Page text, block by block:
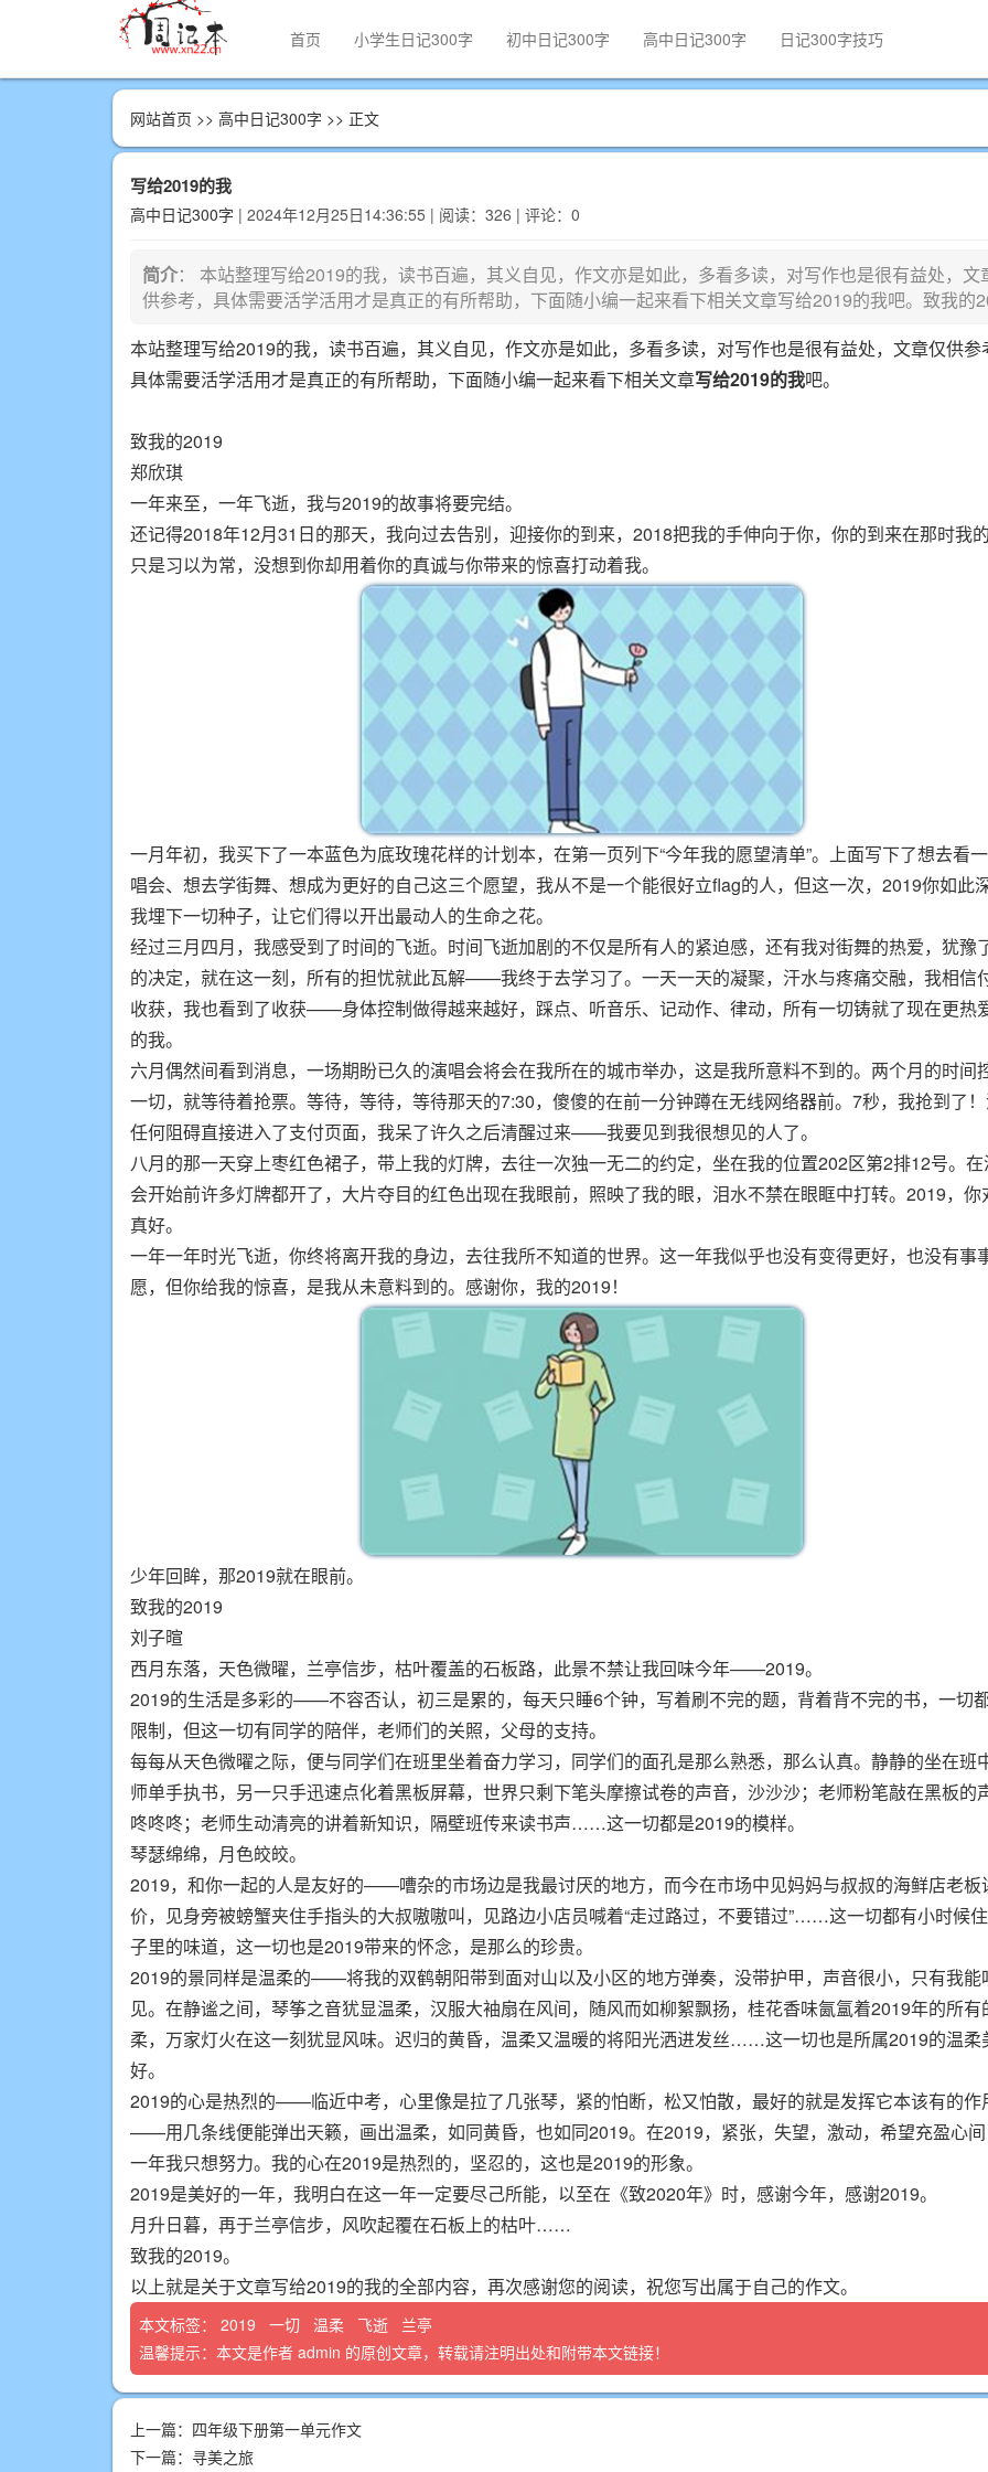
首页 小学生日记300字 初中日记300字 高中日记300字 日记300字技巧
网站首页 >> 高中日记300字 >> 正文
写给2019的我
高中日记300字 | 2024年12月25日14:36:55 | 阅读：326 | 评论：0
简介： 本站整理写给2019的我，读书百遍，其义自见，作文亦是如此，多看多读，对写作也是很有益处，文
供参考，具体需要活学活用才是真正的有所帮助，下面随小编一起来看下相关文章写给2019的我吧。致我的
本站整理写给2019的我，读书百遍，其义自见，作文亦是如此，多看多读，对写作也是很有益处，文章仅供参
具体需要活学活用才是真正的有所帮助，下面随小编一起来看下相关文章写给2019的我吧。
致我的2019
郑欣琪
一年来至，一年飞逝，我与2019的故事将要完结。
还记得2018年12月31日的那天，我向过去告别，迎接你的到来，2018把我的手伸向于你，你的到来在那时我
只是习以为常，没想到你却用着你的真诚与你带来的惊喜打动着我。
一月年初，我买下了一本蓝色为底玫瑰花样的计划本，在第一页列下“今年我的愿望清单”。上面写下了想去看
唱会、想去学街舞、想成为更好的自己这三个愿望，我从不是一个能很好立flag的人，但这一次，2019你如此
我埋下一切种子，让它们得以开出最动人的生命之花。
经过三月四月，我感受到了时间的飞逝。时间飞逝加剧的不仅是所有人的紧迫感，还有我对街舞的热爱，犹豫
的决定，就在这一刻，所有的担忧就此瓦解——我终于去学习了。一天一天的凝聚，汗水与疼痛交融，我相信
收获，我也看到了收获——身体控制做得越来越好，踩点、听音乐、记动作、律动，所有一切铸就了现在更热
的我。
六月偶然间看到消息，一场期盼已久的演唱会将会在我所在的城市举办，这是我所意料不到的。两个月的时间
一切，就等待着抢票。等待，等待，等待那天的7:30，傻傻的在前一分钟蹲在无线网络器前。7秒，我抢到了
任何阻碍直接进入了支付页面，我呆了许久之后清醒过来——我要见到我很想见的人了。
八月的那一天穿上枣红色裙子，带上我的灯牌，去往一次独一无二的约定，坐在我的位置202区第2排12号。在
会开始前许多灯牌都开了，大片夺目的红色出现在我眼前，照映了我的眼，泪水不禁在眼眶中打转。2019，你
真好。
一年一年时光飞逝，你终将离开我的身边，去往我所不知道的世界。这一年我似乎也没有变得更好，也没有事
愿，但你给我的惊喜，是我从未意料到的。感谢你，我的2019！
少年回眸，那2019就在眼前。
致我的2019
刘子暄
西月东落，天色微曜，兰亭信步，枯叶覆盖的石板路，此景不禁让我回味今年——2019。
2019的生活是多彩的——不容否认，初三是累的，每天只睡6个钟，写着刷不完的题，背着背不完的书，一切
限制，但这一切有同学的陪伴，老师们的关照，父母的支持。
每每从天色微曜之际，便与同学们在班里坐着奋力学习，同学们的面孔是那么熟悉，那么认真。静静的坐在班
师单手执书，另一只手迅速点化着黑板屏幕，世界只剩下笔头摩擦试卷的声音，沙沙沙；老师粉笔敲在黑板的
咚咚咚；老师生动清亮的讲着新知识，隔壁班传来读书声……这一切都是2019的模样。
琴瑟绵绵，月色皎皎。
2019，和你一起的人是友好的——嘈杂的市场边是我最讨厌的地方，而今在市场中见妈妈与叔叔的海鲜店老板
价，见身旁被螃蟹夹住手指头的大叔嗷嗷叫，见路边小店员喊着“走过路过，不要错过”……这一切都有小时候
子里的味道，这一切也是2019带来的怀念，是那么的珍贵。
2019的景同样是温柔的——将我的双鹤朝阳带到面对山以及小区的地方弹奏，没带护甲，声音很小，只有我能
见。在静谧之间，琴筝之音犹显温柔，汉服大袖扇在风间，随风而如柳絮飘扬，桂花香味氤氲着2019年的所有
柔，万家灯火在这一刻犹显风味。迟归的黄昏，温柔又温暖的将阳光洒进发丝……这一切也是所属2019的温柔
好。
2019的心是热烈的——临近中考，心里像是拉了几张琴，紧的怕断，松又怕散，最好的就是发挥它本该有的作
——用几条线便能弹出天籁，画出温柔，如同黄昏，也如同2019。在2019，紧张，失望，激动，希望充盈心
一年我只想努力。我的心在2019是热烈的，坚忍的，这也是2019的形象。
2019是美好的一年，我明白在这一年一定要尽己所能，以至在《致2020年》时，感谢今年，感谢2019。
月升日暮，再于兰亭信步，风吹起覆在石板上的枯叶……
致我的2019。
以上就是关于文章写给2019的我的全部内容，再次感谢您的阅读，祝您写出属于自己的作文。
本文标签： 2019 一切 温柔 飞逝
兰亭
温馨提示：本文是作者 admin 的原创文章，转载请注明出处和附带本文链接！
上一篇： 四年级下册第一单元作文
下一篇： 寻美之旅